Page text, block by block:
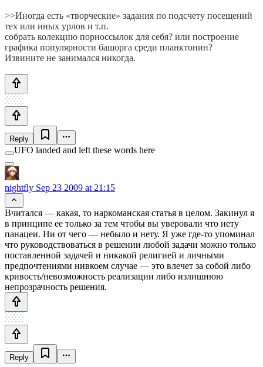
>>Иногда есть «творческие» задания по подсчету посещений
тех или иных урлов и т.п.
собрать колекцию порноссылок для себя? или построение
графика популярности башорга среди планктонин?
Извините не занимался никогда.
Reply
UFO landed and left these words here
nightfly Sep 23 2009 at 21:15
Вчитался — какая, то наркоманская статья в целом. Закинул я
в принципе ее только за тем чтобы вы уверовали что нету
панацеи. Ни от чего — небыло и нету. Я уже где-то упоминал
что руководствоваться в решении любой задачи можно только
поставленной задачей и никакой религией и личными
предпочтениями нивкоем случае — это влечет за собой либо
кривость/невозможность реализации либо излишнюю
непрозрачность решения.
Reply